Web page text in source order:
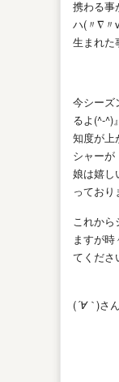
携わる事
ハ(〃∇〃
生まれた
今シーズ
るよ(^-
知度が上
シャー
娘は嬉
ってお
これか
ますが
てくださ
(´∀｀)さ